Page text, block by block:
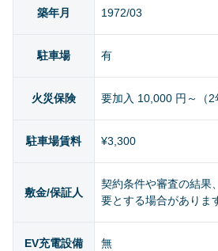
築年月 1972/03
駐車場 有
火災保険 要加入 10,000 円～（2
駐車場賃料 ¥3,300
敷金/保証人
契約条件や審査の結果
要とする場合がありま
EV充電設備 無